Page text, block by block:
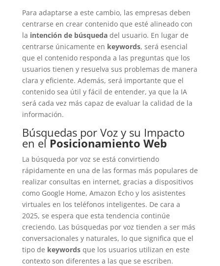
Para adaptarse a este cambio, las empresas deben
centrarse en crear contenido que esté alineado con
la intención de búsquedadel usuario. En lugar de
centrarse únicamente en keywords, será esencial
que el contenido responda a las preguntas que los
usuarios tienen y resuelva sus problemas de manera
clara y eficiente. Además, será importante que el
contenido sea útil y fácil de entender, ya que la IA
será cada vez más capaz de evaluar la calidad de la
información.
Búsquedas por Voz y su Impacto
en el Posicionamiento Web
La búsqueda por voz se está convirtiendo
rápidamente en una de las formas más populares de
realizar consultas en internet, gracias a dispositivos
como Google Home, Amazon Echo y los asistentes
virtuales en los teléfonos inteligentes. De cara a
2025, se espera que esta tendencia continúe
creciendo. Las búsquedas por voz tienden a ser más
conversacionales y naturales, lo que significa que el
tipo de keywordsque los usuarios utilizan en este
contexto son diferentes a las que se escriben.